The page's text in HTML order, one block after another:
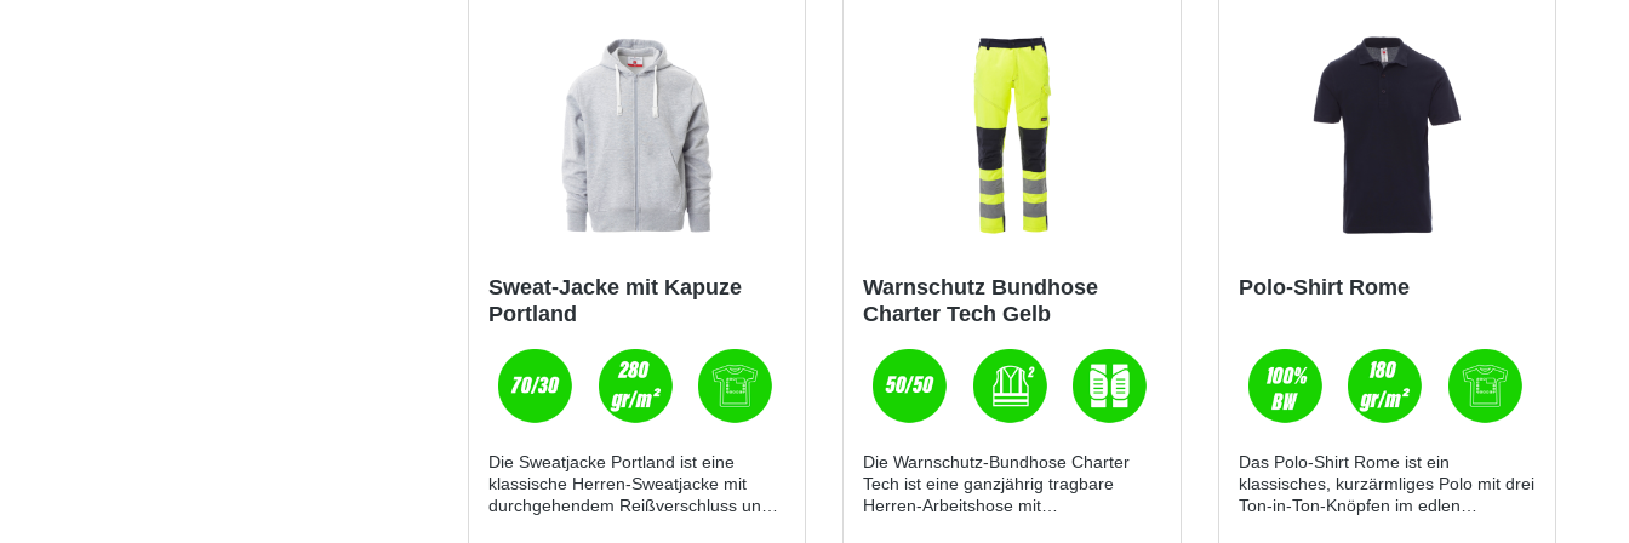
Sweat-Jacke mit Kapuze
Portland
Die Sweatjacke Portland ist eine
klassische Herren-Sweatjacke mit
durchgehendem Reißverschluss und
Warnschutz Bundhose
Charter Tech Gelb
Die Warnschutz-Bundhose Charter
Tech ist eine ganzjährig tragbare
Herren-Arbeitshose mit
Polo-Shirt Rome
Das Polo-Shirt Rome ist ein
klassisches, kurzärmliges Polo mit drei
Ton-in-Ton-Knöpfen im edlen